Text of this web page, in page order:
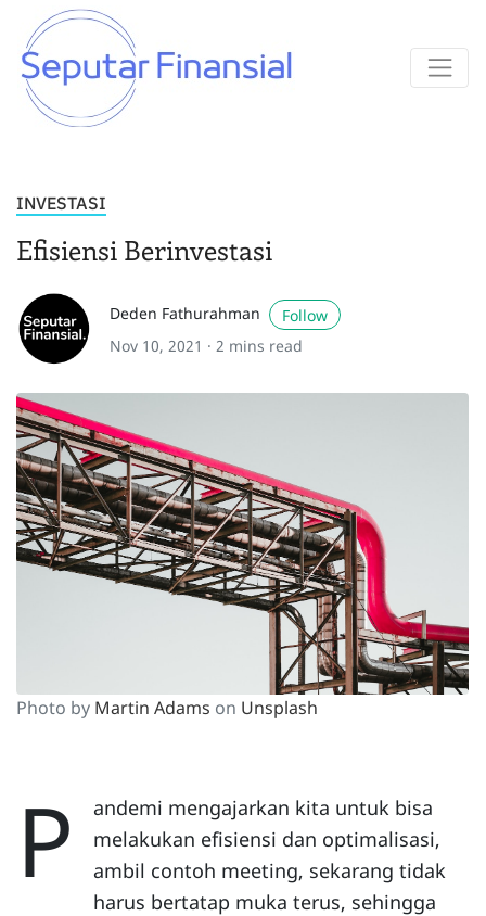
INVESTASI
Efisiensi Berinvestasi
Deden Fathurahman
Follow
Nov 10, 2021 · 2 mins read
Photo by Martin Adams on Unsplash
P
andemi mengajarkan kita untuk bisa
melakukan efisiensi dan optimalisasi,
ambil contoh meeting, sekarang tidak
harus bertatap muka terus, sehingga